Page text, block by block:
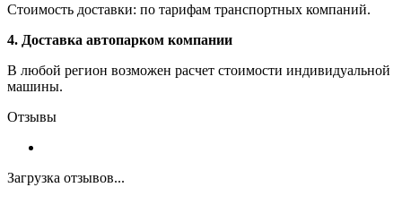
Стоимость доставки: по тарифам транспортных компаний.
4. Доставка автопарком компании
В любой регион возможен расчет стоимости индивидуальной
машины.
Отзывы
Загрузка отзывов...